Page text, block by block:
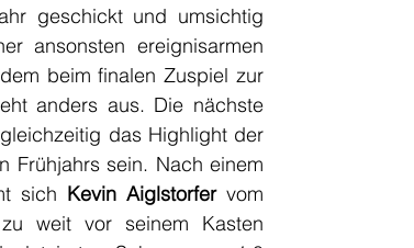
geschickt und umsichtig
ansonsten ereignisarmen
beim finalen Zuspiel zur
anders aus. Die nächste
das Highlight der
Frühjahrs sein. Nach einem
sich Kevin Aiglstorfer vom
weit vor seinem Kasten